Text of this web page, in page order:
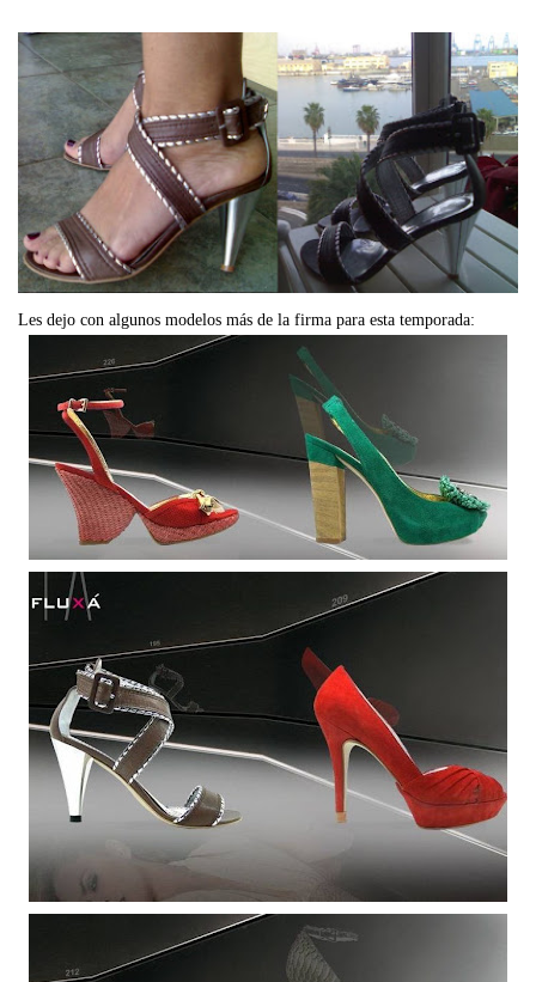
Les dejo con algunos modelos más de la firma para esta temporada: